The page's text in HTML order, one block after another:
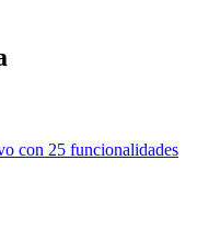
con 25 funcionalidades